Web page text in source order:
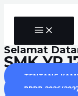
MAIN
MENU
Selamat
SMK YP
TENTANG
PPDB 2026/